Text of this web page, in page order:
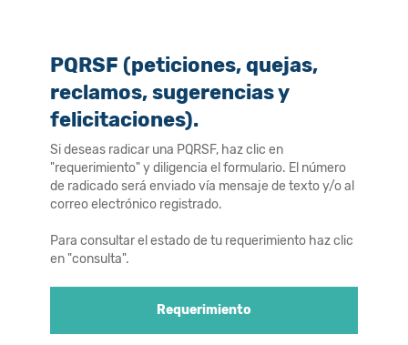
PQRSF (peticiones, quejas,
reclamos, sugerencias y
felicitaciones).
Si deseas radicar una PQRSF, haz clic en
"requerimiento" y diligencia el formulario. El número
de radicado será enviado vía mensaje de texto y/o al
correo electrónico registrado.
Para consultar el estado de tu requerimiento haz clic
en "consulta".
Requerimiento